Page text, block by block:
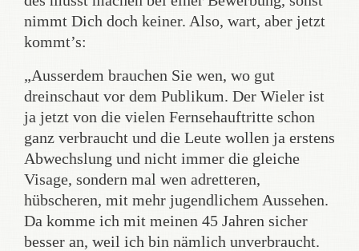
nimmt Dich doch keiner. Also, wart, aber jetzt
kommt’s:
„Ausserdem brauchen Sie wen, wo gut
dreinschaut vor dem Publikum. Der Wieler ist
ja jetzt von die vielen Fernsehauftritte schon
ganz verbraucht und die Leute wollen ja erstens
Abwechslung und nicht immer die gleiche
Visage, sondern mal wen adretteren,
hübscheren, mit mehr jugendlichem Aussehen.
Da komme ich mit meinen 45 Jahren sicher
besser an, weil ich bin nämlich unverbraucht.